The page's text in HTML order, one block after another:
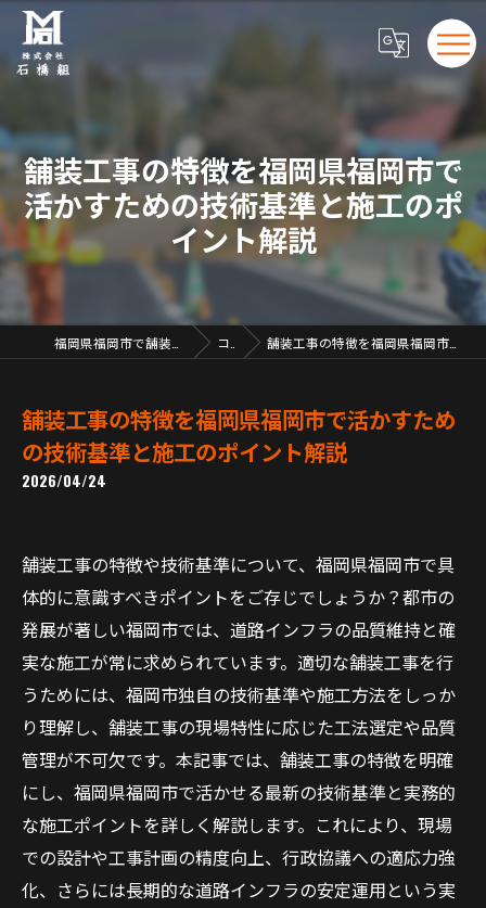
舗装工事の特徴を福岡県福岡市で
活かすための技術基準と施工のポ
イント解説
コラム 舗装工事の特徴を福岡県福岡市で活かすための技術基準と施工のポイント解説
舗装工事の特徴を福岡県福岡市で活かすため
の技術基準と施工のポイント解説
2026/04/24
舗装工事の特徴や技術基準について、福岡県福岡市で具
体的に意識すべきポイントをご存じでしょうか？都市の
発展が著しい福岡市では、道路インフラの品質維持と確
実な施工が常に求められています。適切な舗装工事を行
うためには、福岡市独自の技術基準や施工方法をしっか
り理解し、舗装工事の現場特性に応じた工法選定や品質
管理が不可欠です。本記事では、舗装工事の特徴を明確
にし、福岡県福岡市で活かせる最新の技術基準と実務的
な施工ポイントを詳しく解説します。これにより、現場
での設計や工事計画の精度向上、行政協議への適応力強
化、さらには長期的な道路インフラの安定運用という実